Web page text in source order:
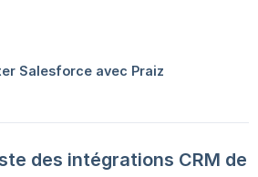
des intégrations CRM de